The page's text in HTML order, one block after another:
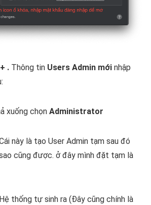
+ . Thông tin Users Admin mới nhập
xuống chọn Administrator
này là tạo User Admin tạm sau đó
cũng được. ở đây mình đặt tạm là
Hệ thống tự sinh ra (Đây cũng chính là